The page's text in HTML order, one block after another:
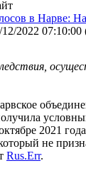
в Нарве:
2022 07:10:00
2021
не
Rus.Err.